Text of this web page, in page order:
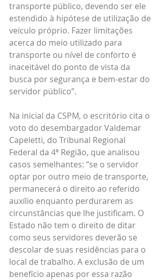
transporte público, devendo ser ele
estendido à hipótese de utilização de
veículo próprio. Fazer limitações
acerca do meio utilizado para
transporte ou nível de conforto é
inaceitável do ponto de vista da
busca por segurança e bem-estar do
servidor público”.
Na inicial da CSPM, o escritório cita o
voto do desembargador Valdemar
Capeletti, do Tribunal Regional
Federal da 4ª Região, que analisou
casos semelhantes: “se o servidor
optar por outro meio de transporte,
permanecerá o direito ao referido
auxílio enquanto perdurarem as
circunstâncias que lhe justificam. O
Estado não tem o direito de ditar
como seus servidores deverão se
descolar de suas residências para o
local de trabalho. A exclusão de um
benefício apenas por essa razão